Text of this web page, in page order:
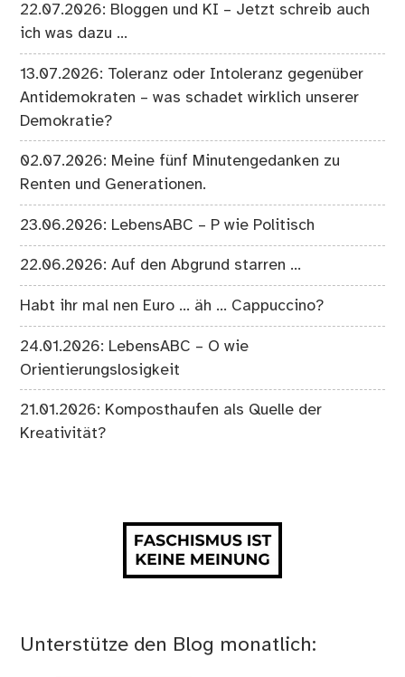
22.07.2026: Bloggen und KI – Jetzt schreib auch
ich was dazu …
13.07.2026: Toleranz oder Intoleranz gegenüber
Antidemokraten – was schadet wirklich unserer
Demokratie?
02.07.2026: Meine fünf Minutengedanken zu
Renten und Generationen.
23.06.2026: LebensABC – P wie Politisch
22.06.2026: Auf den Abgrund starren …
Habt ihr mal nen Euro … äh … Cappuccino?
24.01.2026: LebensABC – O wie
Orientierungslosigkeit
21.01.2026: Komposthaufen als Quelle der
Kreativität?
Unterstütze den Blog monatlich: